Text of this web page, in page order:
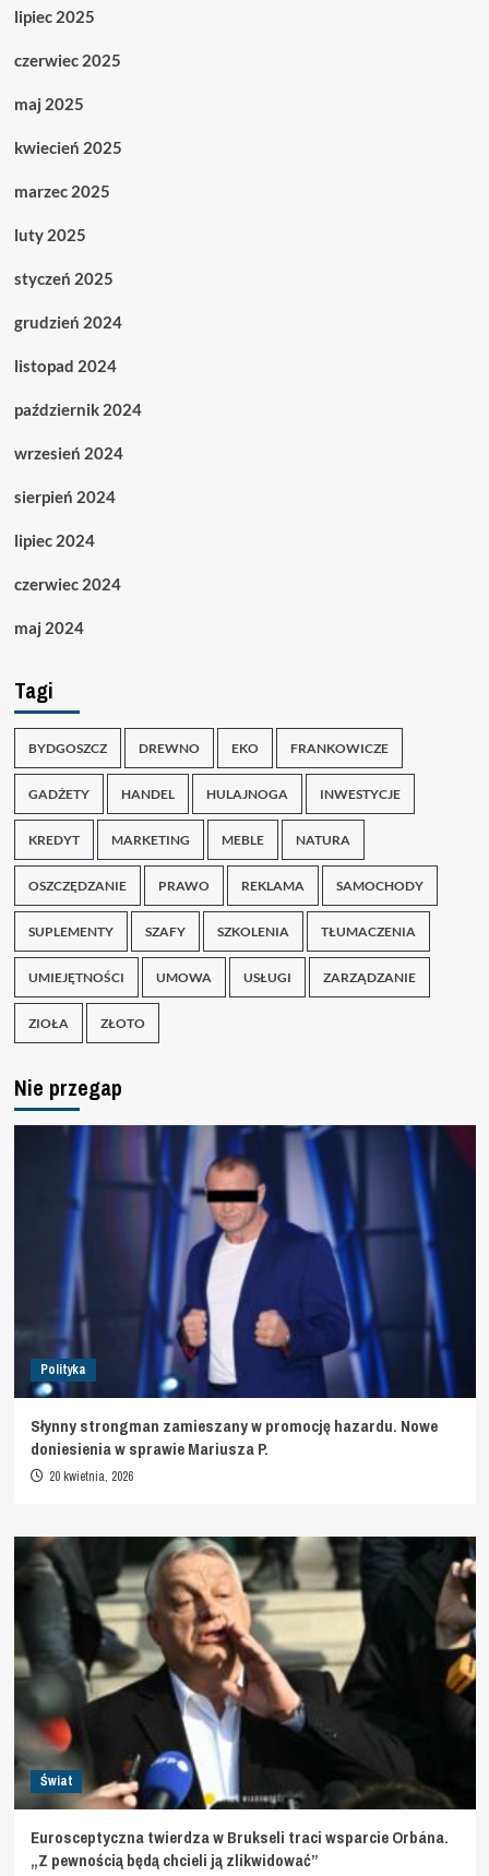
lipiec 2025
czerwiec 2025
maj 2025
kwiecień 2025
marzec 2025
luty 2025
styczeń 2025
grudzień 2024
listopad 2024
październik 2024
wrzesień 2024
sierpień 2024
lipiec 2024
czerwiec 2024
maj 2024
Tagi
BYDGOSZCZ DREWNO EKO FRANKOWICZE
GADŻETY HANDEL HULAJNOGA INWESTYCJE
KREDYT MARKETING MEBLE NATURA
OSZCZĘDZANIE PRAWO REKLAMA SAMOCHODY
SUPLEMENTY SZAFY SZKOLENIA TŁUMACZENIA
UMIEJĘTNOŚCI UMOWA USŁUGI ZARZĄDZANIE
ZIOŁA ZŁOTO
Nie przegap
Polityka
Słynny strongman zamieszany w promocję hazardu. Nowe
doniesienia w sprawie Mariusza P.
20 kwietnia, 2026
Świat
Eurosceptyczna twierdza w Brukseli traci wsparcie Orbána.
„Z pewnością będą chcieli ją zlikwidować”